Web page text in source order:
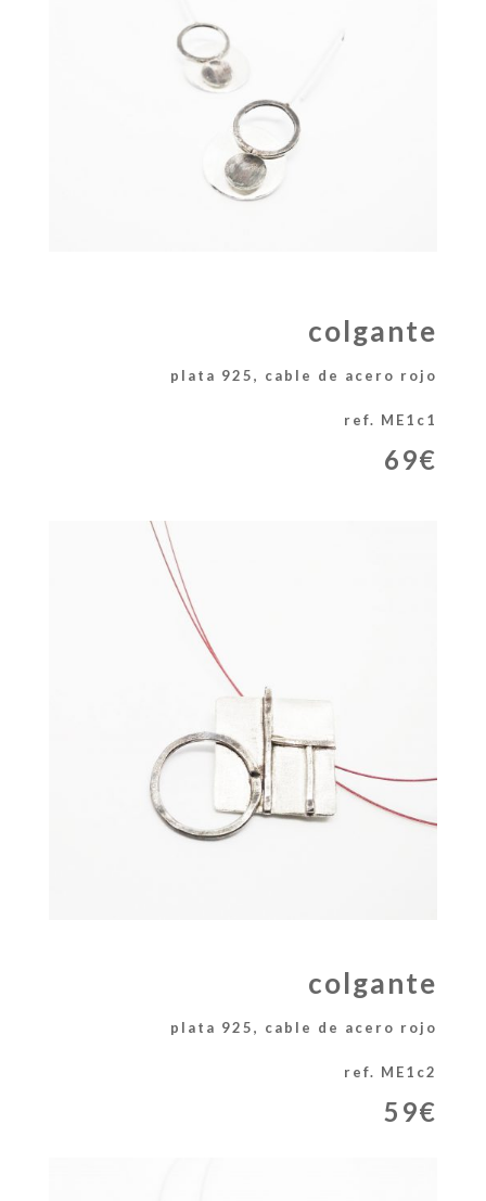
colgante
plata 925, cable de acero rojo
ref. ME1c1
69€
colgante
plata 925, cable de acero rojo
ref. ME1c2
59€